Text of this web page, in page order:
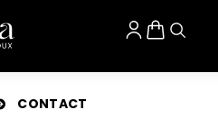
CONTACT